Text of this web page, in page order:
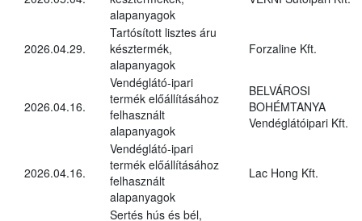
alapanyagok
2026.04.29.
Tartósított lisztes áru
késztermék,
alapanyagok
Forzaline Kft.
2026.04.16.
Vendéglátó-ipari
termék előállításához
felhasznált
alapanyagok
BELVÁROSI
BOHÉMTANYA
Vendéglátóipari Kft.
2026.04.16.
Vendéglátó-ipari
termék előállításához
felhasznált
alapanyagok
Lac Hong Kft.
Sertés hús és bél,